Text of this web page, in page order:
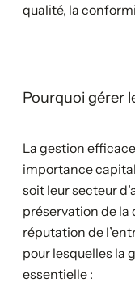
qualité, la
Pourquoi gérer
La gestion
importance
soit leur secteur
préservation de la
réputation de
pour lesquelles la
essentielle :